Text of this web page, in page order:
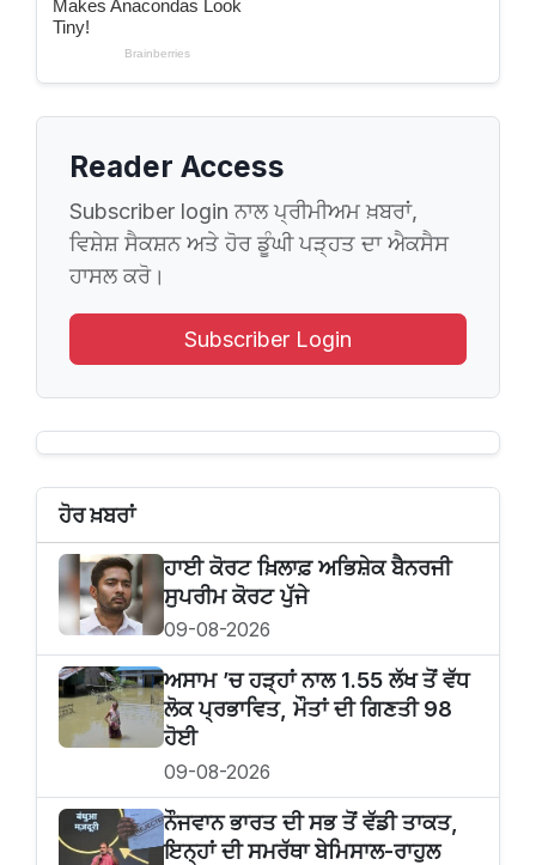
Reader Access
Subscriber login ਨਾਲ ਪ੍ਰੀਮੀਅਮ ਖ਼ਬਰਾਂ,
ਵਿਸ਼ੇਸ਼ ਸੈਕਸ਼ਨ ਅਤੇ ਹੋਰ ਡੂੰਘੀ ਪੜ੍ਹਤ ਦਾ ਐਕਸੈਸ
ਹਾਸਲ ਕਰੋ।
Subscriber Login
ਹੋਰ ਖ਼ਬਰਾਂ
ਹਾਈ ਕੋਰਟ ਖ਼ਿਲਾਫ਼ ਅਭਿਸ਼ੇਕ ਬੈਨਰਜੀ
ਸੁਪਰੀਮ ਕੋਰਟ ਪੁੱਜੇ
09-08-2026
ਅਸਾਮ ’ਚ ਹੜ੍ਹਾਂ ਨਾਲ 1.55 ਲੱਖ ਤੋਂ ਵੱਧ
ਲੋਕ ਪ੍ਰਭਾਵਿਤ, ਮੌਤਾਂ ਦੀ ਗਿਣਤੀ 98
ਹੋਈ
09-08-2026
ਨੌਜਵਾਨ ਭਾਰਤ ਦੀ ਸਭ ਤੋਂ ਵੱਡੀ ਤਾਕਤ,
ਇਨ੍ਹਾਂ ਦੀ ਸਮਰੱਥਾ ਬੇਮਿਸਾਲ-ਰਾਹੁਲ